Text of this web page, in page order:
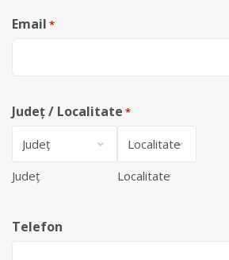
Email *
Județ / Localitate *
Județ Localitate
Telefon